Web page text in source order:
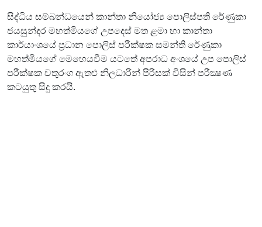
සිද්ධිය සම්බන්ධයෙන් කාන්තා නියෝජ්‍ය පොලිස්පති රේණුකා
ජයසුන්දර මහත්මියගේ උපදෙස් මත ළමා හා කාන්තා
කාර්යාංශයේ ප්‍රධාන පොලිස් පරීක්ෂක සමන්ති රේණුකා
මහත්මියගේ මෙහෙයවීම යටතේ අපරාධ අංශයේ උප පොලිස්
පරීක්ෂක චතුරංග ඇතළු නිලධාරින් පිරිසක් විසින් පරීක්‍ෂණ
කටයුතු සිදු කරයි.